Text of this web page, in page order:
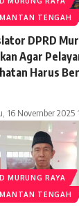
TENGAH
DPRD
Agar
Harus
16 November 2025
MURUNG RAYA
TENGAH